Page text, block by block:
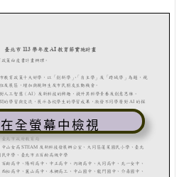
在全螢幕中檢視